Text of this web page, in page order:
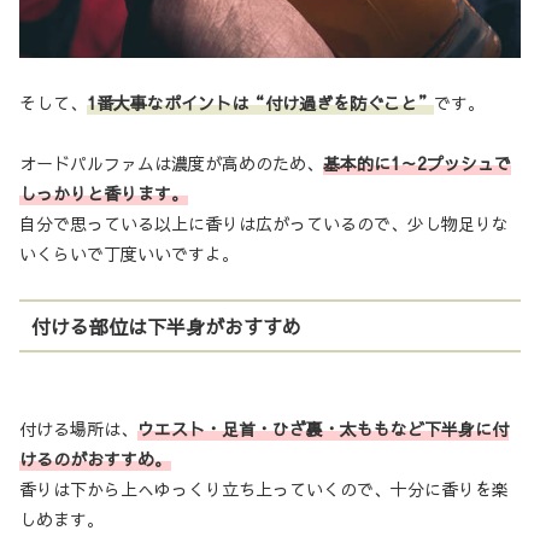
そして、 1番大事なポイントは“付け過ぎを防ぐこと”です。
オードパルファムは濃度が高めのため、 基本的に1～2プッシュで
しっかりと香ります。
自分で思っている以上に香りは広がっているので、少し物足りな
いくらいで丁度いいですよ。
付ける部位は下半身がおすすめ
付ける場所は、 ウエスト・足首・ひざ裏・太ももなど下半身に付
けるのがおすすめ。
香りは下から上へゆっくり立ち上っていくので、十分に香りを楽
しめます。